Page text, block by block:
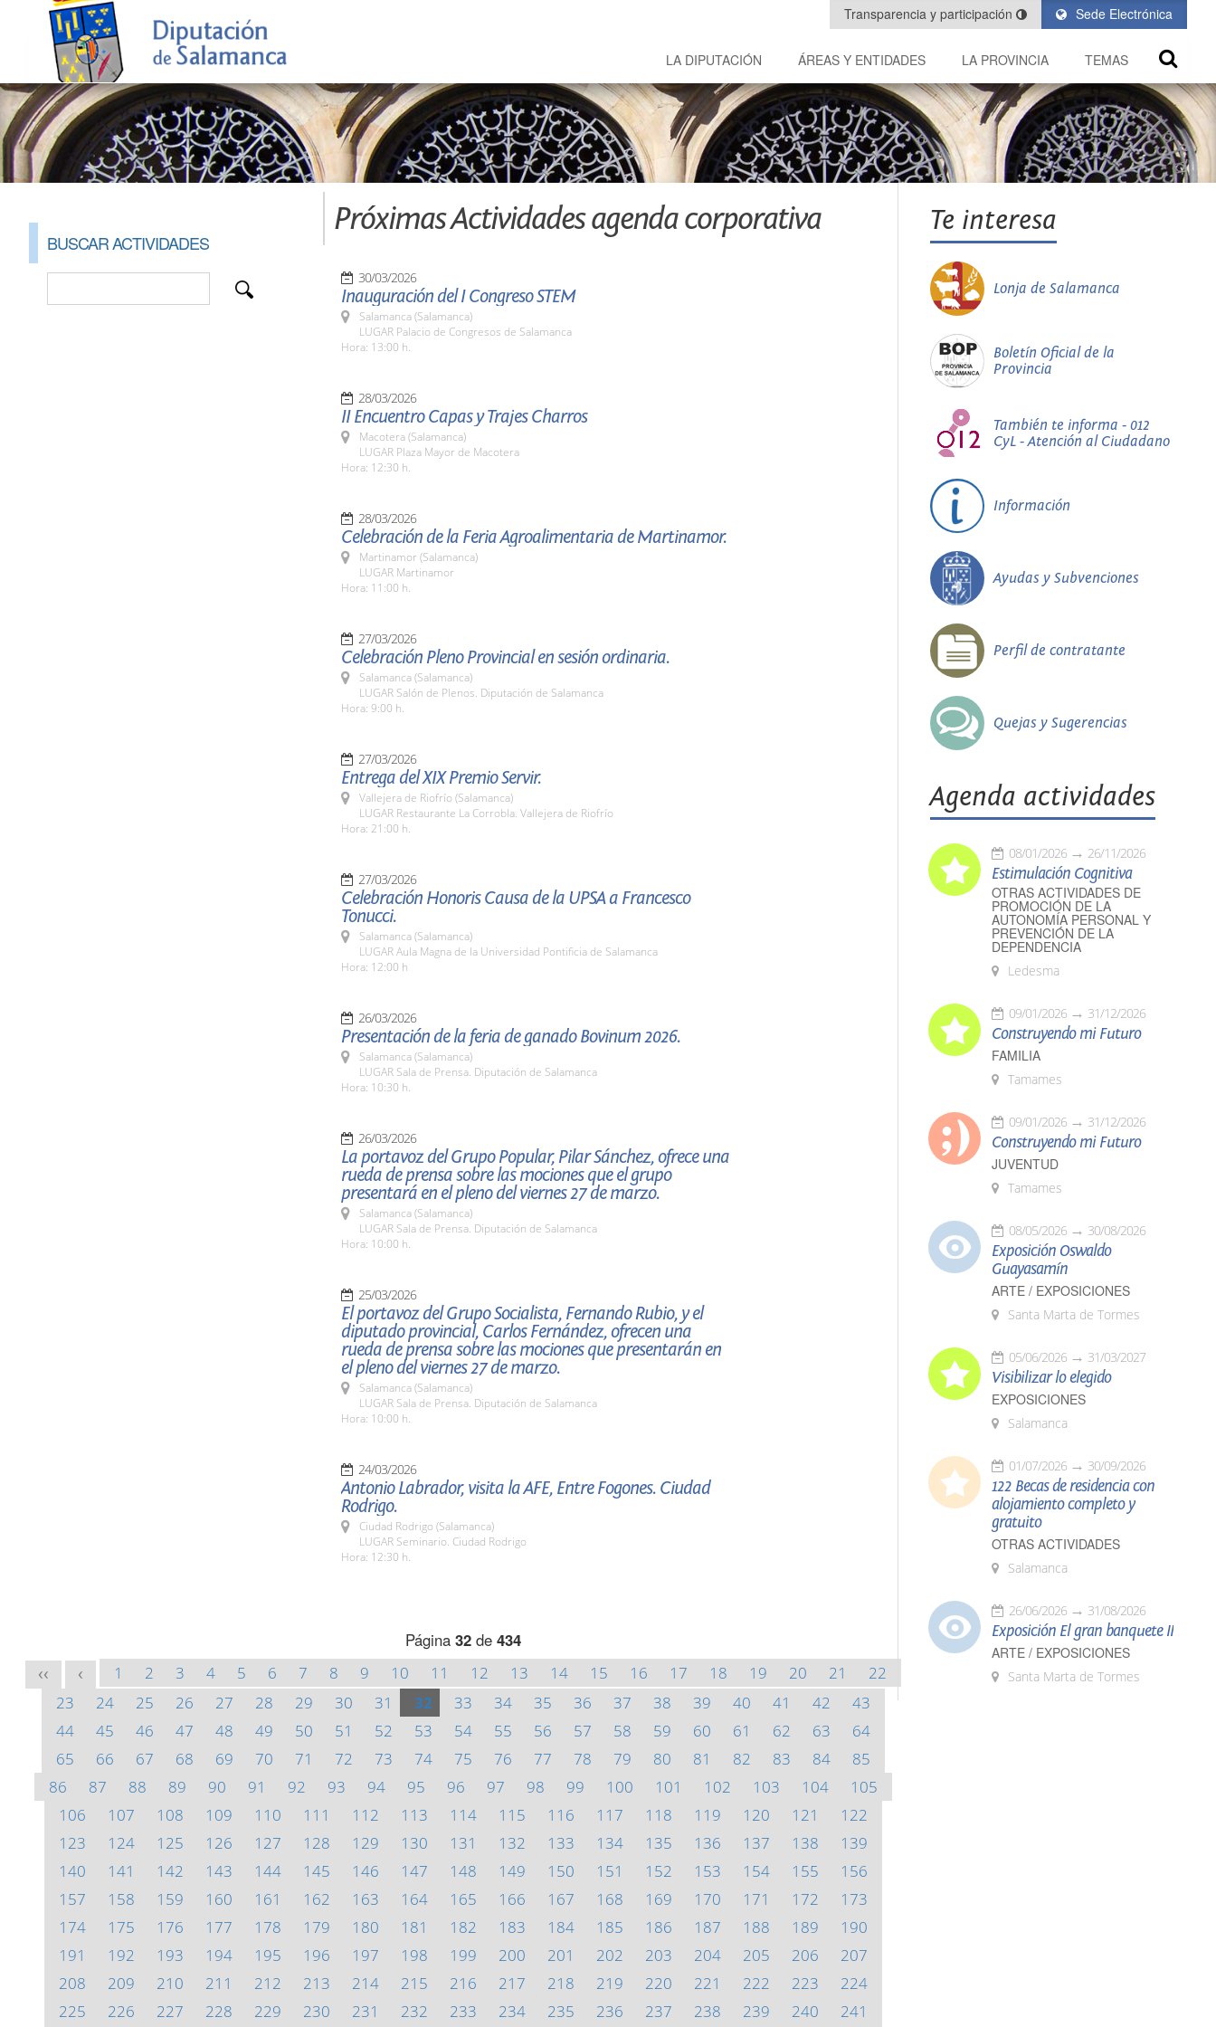
Sede Electrónica
Transparencia y participación
LA DIPUTACIÓN ÁREAS Y ENTIDADES LA PROVINCIA TEMAS
BUSCAR ACTIVIDADES
Próximas Actividades agenda corporativa
30/03/2026
Inauguración del I Congreso STEM
Salamanca (Salamanca)
LUGAR Palacio de Congresos de Salamanca
Hora: 13:00 h.
28/03/2026
II Encuentro Capas y Trajes Charros
Macotera (Salamanca)
LUGAR Plaza Mayor de Macotera
Hora: 12:30 h.
28/03/2026
Celebración de la Feria Agroalimentaria de Martinamor.
Martinamor (Salamanca)
LUGAR Martinamor
Hora: 11:00 h.
27/03/2026
Celebración Pleno Provincial en sesión ordinaria.
Salamanca (Salamanca)
LUGAR Salón de Plenos. Diputación de Salamanca
Hora: 9:00 h.
27/03/2026
Entrega del XIX Premio Servir.
Vallejera de Riofrío (Salamanca)
LUGAR Restaurante La Corrobla. Vallejera de Riofrío
Hora: 21:00 h.
27/03/2026
Celebración Honoris Causa de la UPSA a Francesco
Tonucci.
Salamanca (Salamanca)
LUGAR Aula Magna de la Universidad Pontificia de Salamanca
Hora: 12:00 h
26/03/2026
Presentación de la feria de ganado Bovinum 2026.
Salamanca (Salamanca)
LUGAR Sala de Prensa. Diputación de Salamanca
Hora: 10:30 h.
26/03/2026
La portavoz del Grupo Popular, Pilar Sánchez, ofrece una
rueda de prensa sobre las mociones que el grupo
presentará en el pleno del viernes 27 de marzo.
Salamanca (Salamanca)
LUGAR Sala de Prensa. Diputación de Salamanca
Hora: 10:00 h.
25/03/2026
El portavoz del Grupo Socialista, Fernando Rubio, y el
diputado provincial, Carlos Fernández, ofrecen una
rueda de prensa sobre las mociones que presentarán en
el pleno del viernes 27 de marzo.
Salamanca (Salamanca)
LUGAR Sala de Prensa. Diputación de Salamanca
Hora: 10:00 h.
24/03/2026
Antonio Labrador, visita la AFE, Entre Fogones. Ciudad
Rodrigo.
Ciudad Rodrigo (Salamanca)
LUGAR Seminario. Ciudad Rodrigo
Hora: 12:30 h.
Página 32 de 434
<< < 1 2 3 4 5 6 7 8 9 10 11 12 13 14 15 16 17 18 19 20 21
22
23
24 25 26 27 28 29 30 31 32 33 34 35 36 37 38 39 40 41 42
43
44
45 46 47 48 49 50 51 52 53 54 55 56 57 58 59 60 61 62 63
64
65
66 67 68 69 70 71 72 73 74 75 76 77 78 79 80 81 82 83 84
85
86
87 88 89 90 91 92 93 94 95 96 97 98 99 100 101 102 103 104
105
106
107 108 109 110 111 112 113 114 115 116 117 118 119 120 121
122
123
124 125 126 127 128 129 130 131 132 133 134 135 136 137 138
139
140
141 142 143 144 145 146 147 148 149 150 151 152 153 154 155
156
157
158 159 160 161 162 163 164 165 166 167 168 169 170 171 172
173
174
175 176 177 178 179 180 181 182 183 184 185 186 187 188 189
190
191
192 193 194 195 196 197 198 199 200 201 202 203 204 205 206
207
208
209 210 211 212 213 214 215 216 217 218 219 220 221 222 223
224
225
226 227 228 229 230 231 232 233 234 235 236 237 238 239 240 241
Te interesa
Lonja de Salamanca
Boletín Oficial de la
Provincia
También te informa - 012
CyL - Atención al Ciudadano
Información
Ayudas y Subvenciones
Perfil de contratante
Quejas y Sugerencias
Agenda actividades
08/01/2026 26/11/2026
Estimulación Cognitiva
OTRAS ACTIVIDADES DE
PROMOCIÓN DE LA
AUTONOMÍA PERSONAL Y
PREVENCIÓN DE LA
DEPENDENCIA
Ledesma
09/01/2026 31/12/2026
Construyendo mi Futuro
FAMILIA
Tamames
09/01/2026 31/12/2026
Construyendo mi Futuro
JUVENTUD
Tamames
08/05/2026 30/08/2026
Exposición Oswaldo
Guayasamín
ARTE / EXPOSICIONES
Santa Marta de Tormes
05/06/2026 31/03/2027
Visibilizar lo elegido
EXPOSICIONES
Salamanca
01/07/2026 30/09/2026
122 Becas de residencia con
alojamiento completo y
gratuito
OTRAS ACTIVIDADES
Salamanca
26/06/2026 31/08/2026
Exposición El gran banquete II
ARTE / EXPOSICIONES
Santa Marta de Tormes